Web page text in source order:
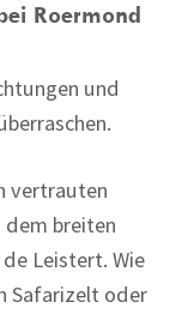
Roermond
und
vertrauten
breiten
Leistert. Wie
Safarizelt oder